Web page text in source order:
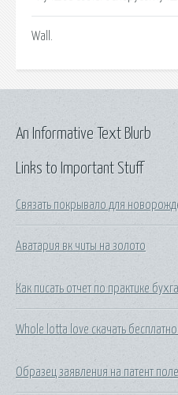
Wall.
Links to Important Stuff
Связать покрывало для
Аватария вк читы на золото
Как писать отчет по практике
Whole lotta love скачать
Образец заявления на патент
An Informative Text Blurb